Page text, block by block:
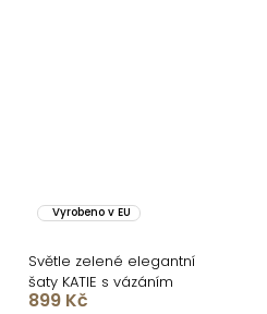
Vyrobeno v EU
Světle zelené elegantní
šaty KATIE s vázáním
899 Kč